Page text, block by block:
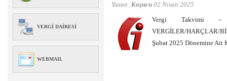
VERGI DAIRESI
WEBMAIL
Yazan: Koşucu 02 Nisan 2025
Vergi Takvimi
VERGİLER/HARÇLAR/
Şubat 2025 Dönemine